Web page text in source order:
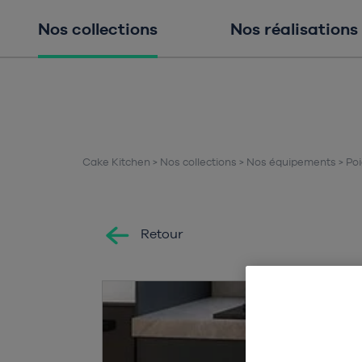
Nos collections Nos réalisations
Cake Kitchen Nos collections Nos équipements
Retour